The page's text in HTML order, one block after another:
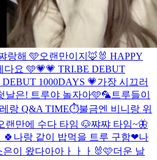
랑해 🩵오랜만이지🦊 🐰 HAPPY
다요 🩵💗💗 TRI.BE DEBUT
1000DAYS 💗가장 시끄러
날은! 트루야 놀자아🩵🦜 트루들이
랑 Q&A TIME⏱️불금엔 비니랑 위
랜만에 수다 타임 🐶쨔쨔 타임~🦋
🍀 나랑 같이 밥먹을 트루 구함❤나
은이 왔다아아ㅏㅏㅏ🐰🩷더운 날